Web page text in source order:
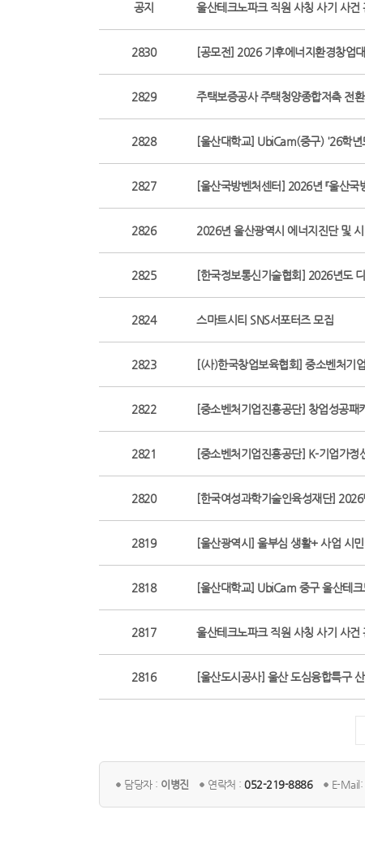
공지 울산테크노파크 직원 사칭 사기 사건
2830 [공모전] 2026 기후에너지환경창업
2829 주택보증공사 주택청양종합저축 전
2828 [울산대학교] UbiCam(중구) '26학년
2827 [울산국방벤처센터] 2026년 『울산국
2826 2026년 울산광역시 에너지진단 및
2825 [한국정보통신기술협회] 2026년도
2824 스마트시티 SNS서포터즈 모집
2823 [(사)한국창업보육협회] 중소벤처기
2822 [중소벤처기업진흥공단] 창업성공
2821 [중소벤처기업진흥공단] K-기업가정
2820 [한국여성과학기술인육성재단]
2819 [울산광역시] 울부심 생활+ 사업 시
2818 [울산대학교] UbiCam 중구 울산테
2817 울산테크노파크 직원 사칭 사기 사건
2816 [울산도시공사] 울산 도심융합특구
담당자 : 이병진 연락처 : 052-219-8886 E-Mail: